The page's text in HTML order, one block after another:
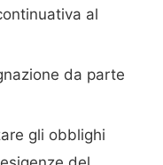
al
da parte
gli obblighi